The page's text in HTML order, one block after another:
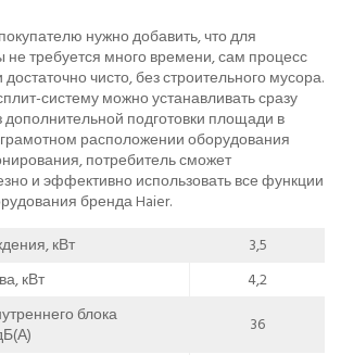
нужно добавить, что для
не требуется много времени, сам процесс
чисто, без строительного мусора.
систему можно устанавливать сразу
дополнительной подготовки площади в
расположении оборудования
потребитель сможет
и эффективно использовать все функции
бренда Haier.
кВт
3,5
кВт
4,2
блока
36